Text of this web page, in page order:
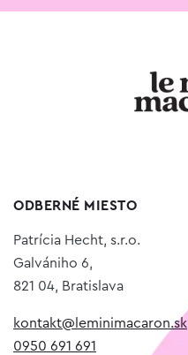
ODBERNÉ MIESTO
Patrícia Hecht, s.r.o.
Galvániho 6,
821 04, Bratislava
kontakt@leminimacaron.sk
0950 691 691